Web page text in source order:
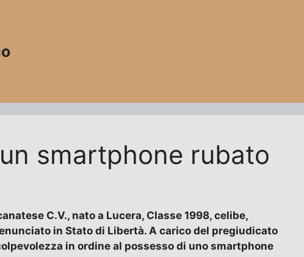
smartphone rubato
C.V., nato a Lucera, Classe 1998, celibe,
in Stato di Libertà. A carico del pregiudicato
in ordine al possesso di uno smartphone